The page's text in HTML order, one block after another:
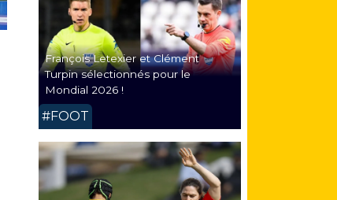
François Letexier et Clément
Turpin sélectionnés pour le
Mondial 2026 !
#FOOT